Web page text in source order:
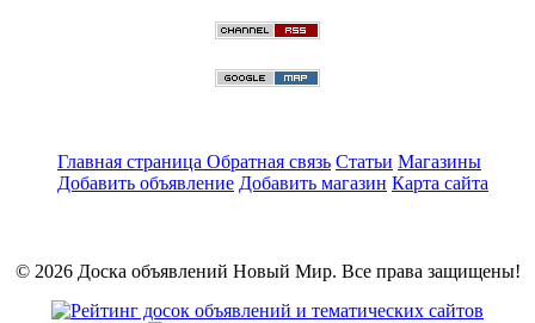
Главная страница Обратная связь Статьи Магазины
Добавить объявление Добавить магазин Карта сайта
© 2026 Доска объявлений Новый Мир. Все права защищены!